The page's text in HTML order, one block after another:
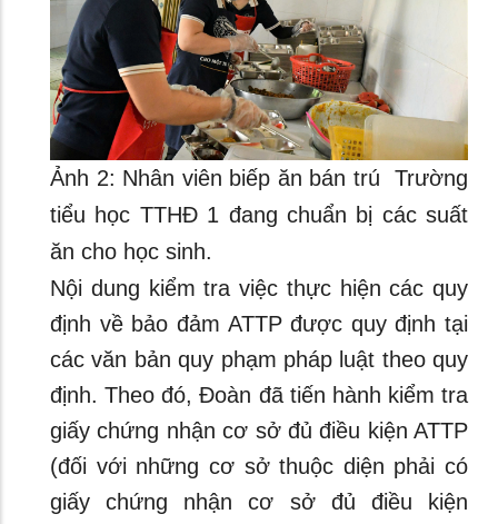
Ảnh 2: Nhân viên biếp ăn bán trú Trường
tiểu học TTHĐ 1 đang chuẩn bị các suất
ăn cho học sinh.
Nội dung kiểm tra việc thực hiện các quy
định về bảo đảm ATTP được quy định tại
các văn bản quy phạm pháp luật theo quy
định. Theo đó, Đoàn đã tiến hành kiểm tra
giấy chứng nhận cơ sở đủ điều kiện ATTP
(đối với những cơ sở thuộc diện phải có
giấy chứng nhận cơ sở đủ điều kiện